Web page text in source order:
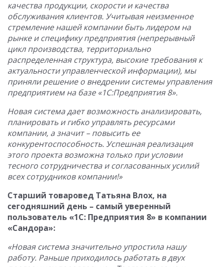
качества продукции, скорости и качества
обслуживания клиентов. Учитывая неизменное
стремление нашей компании быть лидером на
рынке и специфику предприятия (непрерывный
цикл производства, территориально
распределенная структура, высокие требования к
актуальности управленческой информации), мы
приняли решение о внедрении системы управления
предприятием на базе «1С:Предприятия 8».
Новая система дает возможность анализировать,
планировать и гибко управлять ресурсами
компании, а значит – повысить ее
конкурентоспособность. Успешная реализация
этого проекта возможна только при условии
тесного сотрудничества и согласованных усилий
всех сотрудников компании!»
Старший товаровед Татьяна Влох, на
сегодняшний день – самый уверенный
пользователь «1С: Предприятия 8» в компании
«Сандора»:
«Новая система значительно упростила нашу
работу. Раньше приходилось работать в двух